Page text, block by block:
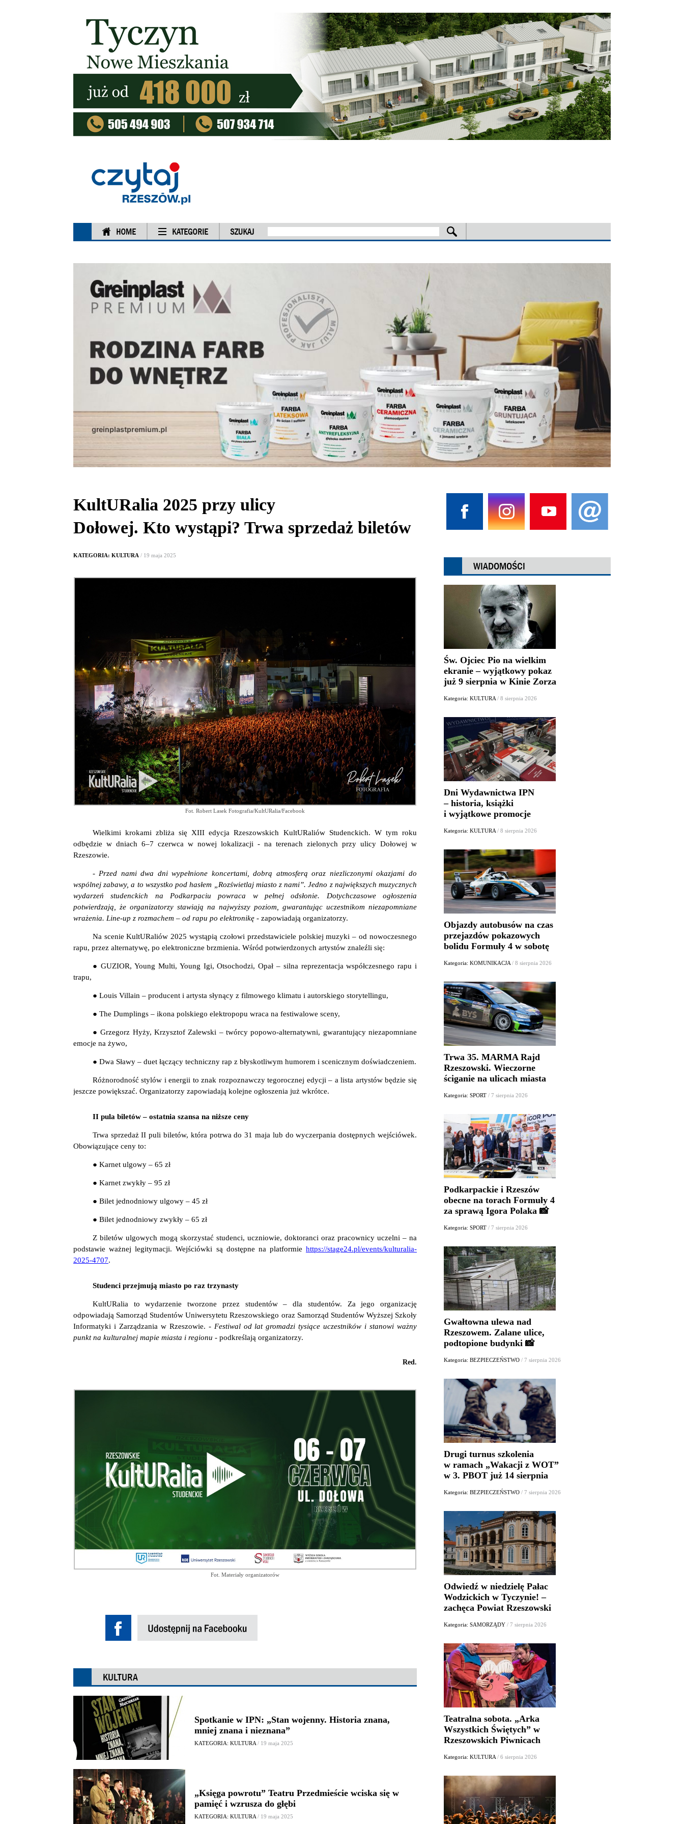
KultURalia 2025 przy ulicy
Dołowej. Kto wystąpi? Trwa sprzedaż biletów
KATEGORIA: KULTURA / 19 maja 2025
Fot. Robert Lasek Fotografia/KultURalia/Facebook
Wielkimi krokami zbliża się XIII edycja Rzeszowskich KultURaliów Studenckich. W tym roku
odbędzie w dniach 6–7 czerwca w nowej lokalizacji - na terenach zielonych przy ulicy Dołowej w
Rzeszowie.
- Przed nami dwa dni wypełnione koncertami, dobrą atmosferą oraz niezliczonymi okazjami do
wspólnej zabawy, a to wszystko pod hasłem „Rozświetlaj miasto z nami”. Jedno z największych muzycznych
wydarzeń studenckich na Podkarpaciu powraca w pełnej odsłonie. Dotychczasowe ogłoszenia
potwierdzają, że organizatorzy stawiają na najwyższy poziom, gwarantując uczestnikom niezapomniane
wrażenia. Line-up z rozmachem – od rapu po elektronikę - zapowiadają organizatorzy.
Na scenie KultURaliów 2025 wystąpią czołowi przedstawiciele polskiej muzyki – od nowoczesnego
rapu, przez alternatywę, po elektroniczne brzmienia. Wśród potwierdzonych artystów znaleźli się:
● GUZIOR, Young Multi, Young Igi, Otsochodzi, Opał – silna reprezentacja współczesnego rapu i
trapu,
● Louis Villain – producent i artysta słynący z filmowego klimatu i autorskiego storytellingu,
● The Dumplings – ikona polskiego elektropopu wraca na festiwalowe sceny,
● Grzegorz Hyży, Krzysztof Zalewski – twórcy popowo-alternatywni, gwarantujący niezapomniane
emocje na żywo,
● Dwa Sławy – duet łączący techniczny rap z błyskotliwym humorem i scenicznym doświadczeniem.
Różnorodność stylów i energii to znak rozpoznawczy tegorocznej edycji – a lista artystów będzie się
jeszcze powiększać. Organizatorzy zapowiadają kolejne ogłoszenia już wkrótce.
II pula biletów – ostatnia szansa na niższe ceny
Trwa sprzedaż II puli biletów, która potrwa do 31 maja lub do wyczerpania dostępnych wejściówek.
Obowiązujące ceny to:
● Karnet ulgowy – 65 zł
● Karnet zwykły – 95 zł
● Bilet jednodniowy ulgowy – 45 zł
● Bilet jednodniowy zwykły – 65 zł
Z biletów ulgowych mogą skorzystać studenci, uczniowie, doktoranci oraz pracownicy uczelni – na
podstawie ważnej legitymacji. Wejściówki są dostępne na platformie https://stage24.pl/events/kulturalia-
2025-4707.
Studenci przejmują miasto po raz trzynasty
KultURalia to wydarzenie tworzone przez studentów – dla studentów. Za jego organizację
odpowiadają Samorząd Studentów Uniwersytetu Rzeszowskiego oraz Samorząd Studentów Wyższej Szkoły
Informatyki i Zarządzania w Rzeszowie. - Festiwal od lat gromadzi tysiące uczestników i stanowi ważny
punkt na kulturalnej mapie miasta i regionu - podkreślają organizatorzy.
Red.
Fot. Materiały organizatorów
KULTURA
Spotkanie w IPN: „Stan wojenny. Historia znana,
mniej znana i nieznana”
KATEGORIA: KULTURA / 19 maja 2025
„Księga powrotu” Teatru Przedmieście wciska się w
pamięć i wzrusza do głębi
KATEGORIA: KULTURA / 19 maja 2025
WIADOMOŚCI
Św. Ojciec Pio na wielkim
ekranie – wyjątkowy pokaz
już 9 sierpnia w Kinie Zorza
Kategoria: KULTURA / 8 sierpnia 2026
Dni Wydawnictwa IPN
– historia, książki
i wyjątkowe promocje
Kategoria: KULTURA / 8 sierpnia 2026
Objazdy autobusów na czas
przejazdów pokazowych
bolidu Formuły 4 w sobotę
Kategoria: KOMUNIKACJA / 8 sierpnia 2026
Trwa 35. MARMA Rajd
Rzeszowski. Wieczorne
ściganie na ulicach miasta
Kategoria: SPORT / 7 sierpnia 2026
Podkarpackie i Rzeszów
obecne na torach Formuły 4
za sprawą Igora Polaka 📸
Kategoria: SPORT / 7 sierpnia 2026
Gwałtowna ulewa nad
Rzeszowem. Zalane ulice,
podtopione budynki 📸
Kategoria: BEZPIECZEŃSTWO / 7 sierpnia 2026
Drugi turnus szkolenia
w ramach „Wakacji z WOT”
w 3. PBOT już 14 sierpnia
Kategoria: BEZPIECZEŃSTWO / 7 sierpnia 2026
Odwiedź w niedzielę Pałac
Wodzickich w Tyczynie! –
zachęca Powiat Rzeszowski
Kategoria: SAMORZĄDY / 7 sierpnia 2026
Teatralna sobota. „Arka
Wszystkich Świętych” w
Rzeszowskich Piwnicach
Kategoria: KULTURA / 6 sierpnia 2026